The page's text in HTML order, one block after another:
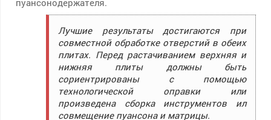
пуансонодержателя.
Лучшие результаты достигаются при
совместной обработке отверстий в обеих
плитах. Перед растачиванием верхняя и
нижняя плиты должны быть
сориентрированы с помощью
технологической оправки или
произведена сборка инструментов ил
совмещение пуансона и матрицы.